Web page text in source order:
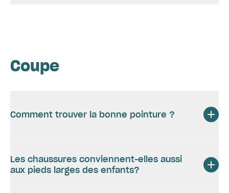
Coupe
Comment trouver la bonne pointure ?
Les chaussures conviennent-elles aussi
aux pieds larges des enfants?